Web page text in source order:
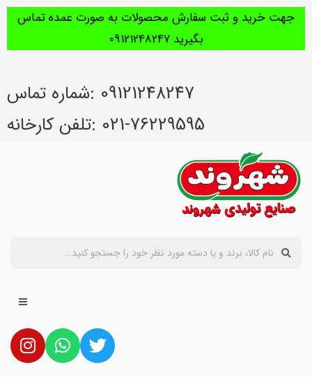
جهت خرید و ثبت سفارش محصولات به صورت عمده تماس
بگیرید 09121248247
09121248247 :شماره تماس
021-76229595 :تلفن کارخانه